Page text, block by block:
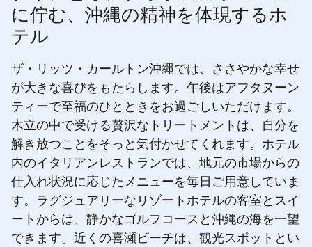
に佇む、沖縄の精神を体現するホ
テル
ザ・リッツ・カールトン沖縄では、ささやかな幸せ
が大きな喜びをもたらします。午後はアフタヌーン
ティーで至福のひとときをお過ごしいただけます。
木立の中で受ける贅沢なトリートメントは、自分を
解き放つことをそっと気付かせてくれます。ホテル
内のイタリアンレストランでは、地元の市場からの
仕入れ状況に応じたメニューを毎日ご用意していま
す。ラグジュアリーなリゾートホテルの客室とスイ
ートからは、静かなゴルフコースと沖縄の海を一望
できます。近くの喜瀬ビーチは、観光スポットとい